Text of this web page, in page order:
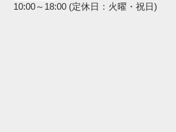
10:00～18:00 (定休日：火曜・祝日)